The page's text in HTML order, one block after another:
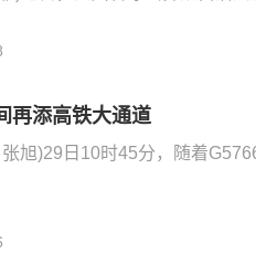
再添高铁大通道
旭)29日10时45分，随着